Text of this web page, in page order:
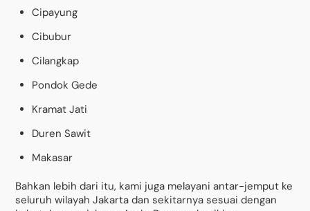
Cipayung
Cibubur
Cilangkap
Pondok Gede
Kramat Jati
Duren Sawit
Makasar
Bahkan lebih dari itu, kami juga melayani antar-jemput ke
seluruh wilayah Jakarta dan sekitarnya sesuai dengan